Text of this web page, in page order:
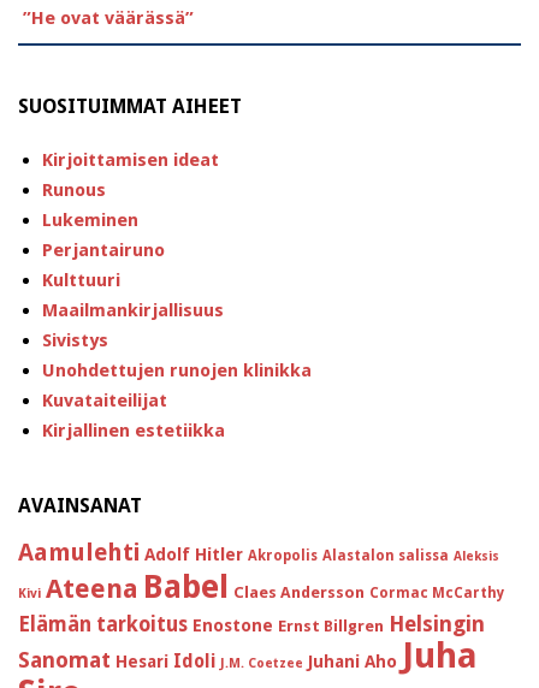
”He ovat väärässä”
SUOSITUIMMAT AIHEET
Kirjoittamisen ideat
Runous
Lukeminen
Perjantairuno
Kulttuuri
Maailmankirjallisuus
Sivistys
Unohdettujen runojen klinikka
Kuvataiteilijat
Kirjallinen estetiikka
AVAINSANAT
Aamulehti Adolf Hitler Akropolis Alastalon salissa Aleksis
Kivi Ateena Babel Claes Andersson Cormac McCarthy
Elämän tarkoitus Enostone Ernst Billgren Helsingin
Sanomat Hesari Idoli J.M. Coetzee Juhani Aho Juha